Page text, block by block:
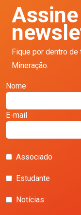
Fique por dentro
Mineração.
Nome
E-mail
Associado
Estudante
Notícias